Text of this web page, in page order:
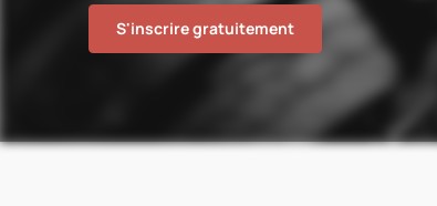
S'inscrire gratuitement